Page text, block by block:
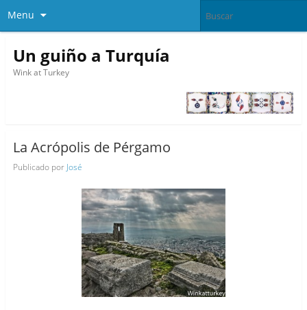
Menu
Un guiño a Turquía
Wink at Turkey
La Acrópolis de Pérgamo
Publicado por José